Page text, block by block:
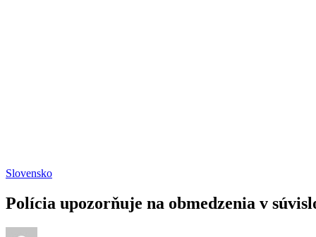
Slovensko
Polícia upozorňuje na obmedzenia v